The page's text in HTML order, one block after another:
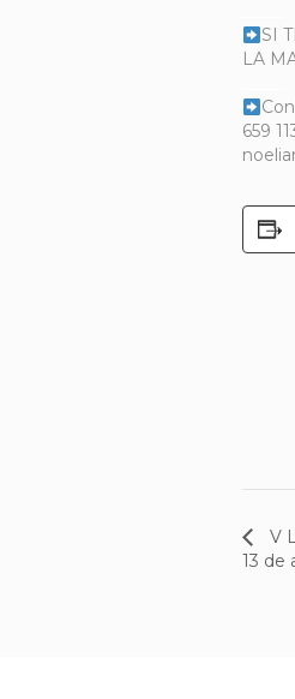
SI
LA
659
V
13 de